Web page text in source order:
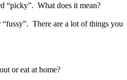
“picky”. What does it mean?
“fussy”. There are a lot of things you
or eat at home?